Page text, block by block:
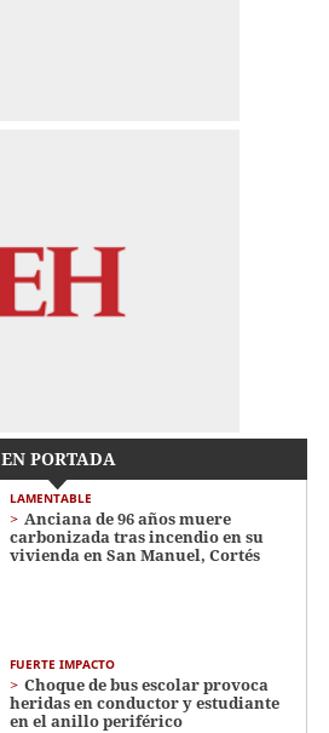
EN PORTADA
LAMENTABLE
Anciana de 96 años muere
carbonizada tras incendio en su
vivienda en San Manuel, Cortés
FUERTE IMPACTO
Choque de bus escolar provoca
heridas en conductor y estudiante
en el anillo periférico